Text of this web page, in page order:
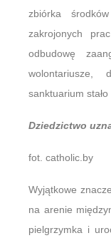
zbiórka
zakrojonych
odbudowę
wolontariusze,
sanktuarium
Dziedzictwo
fot. catholic.by
Wyjątkowe
na arenie
pielgrzymka i